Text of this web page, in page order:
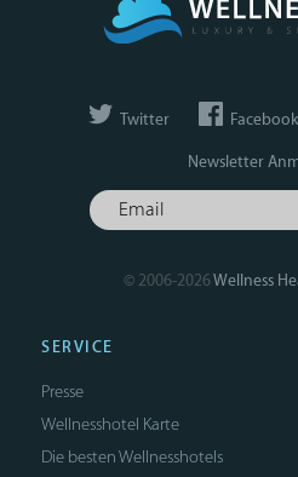
Twitter Facebook
Newsletter
© 2006-2026Wellness
SERVICE
Presse
Wellnesshotel Karte
Die besten Wellnesshotels